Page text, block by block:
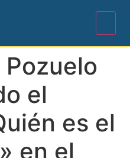
el
es el
en el